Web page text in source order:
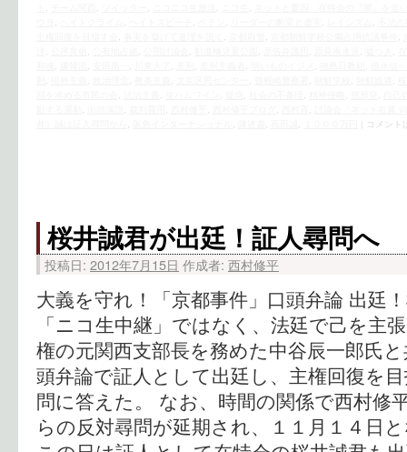
, , , , ,
, , , , , ,
, , , ,
, , , , , , , ,
, , , , , , , ,
, , , , , , , ,
, , , , , , ,
, , , , , ,
, , , , コメント
桜井誠君が出廷！証人尋問へ
投稿日: 2012年7月15日 作成者: 西村修平
大義を守れ！「京都事件」口頭弁論 出廷
「ニコ生中継」ではなく、法廷で己を主
権の元関西支部長を務めた中谷辰一郎氏
頭弁論で証人として出廷し、主権回復を
問に答えた。 なお、時間の関係で西村修
らの反対尋問が延期され、１１月１４日